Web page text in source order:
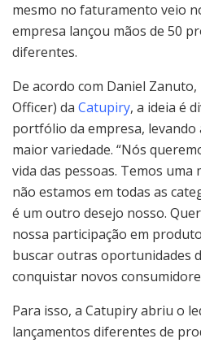
mesmo no faturamento veio
empresa lançou mãos de 50
diferentes.
De acordo com Daniel
Officer) da Catupiry, a ideia é
portfólio da empresa, levando
maior variedade. “Nós
vida das pessoas. Temos
não estamos em todas as
é um outro desejo nosso.
nossa participação em
buscar outras oportunidades
conquistar novos
Para isso, a Catupiry abriu o
lançamentos diferentes de